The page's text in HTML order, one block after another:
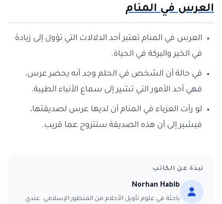
العرس في المنام
العرس في المنام تعتبر أحد الدلالات التي تؤول إلى زيادة
في الخير والبركة في الحياة.
في حالة أن الشخص في الحلم وجد أنه يحضر عرس،
فهي أحد الأمور التي تشير إلى سماع الأنباء الطيبة.
لو رأت العزباء في المنام أن لديها عرس لصديقتها،
فيشير إلى أن هذه الصديقة ستتزوج عما قريب.
نبذة عن الكاتب
Norhan Habib
باحثة في علوم تأويل الأحلام من المنظور الإسلامي. عندي